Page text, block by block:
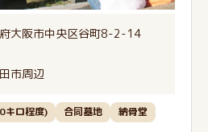
大阪市中央区谷町8-2-14
市周辺
キロ程度) 合同墓地
納骨堂